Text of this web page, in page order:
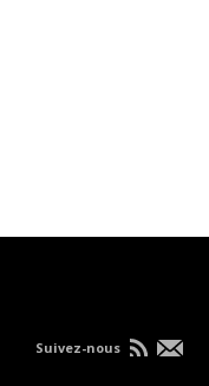
Suivez-nous